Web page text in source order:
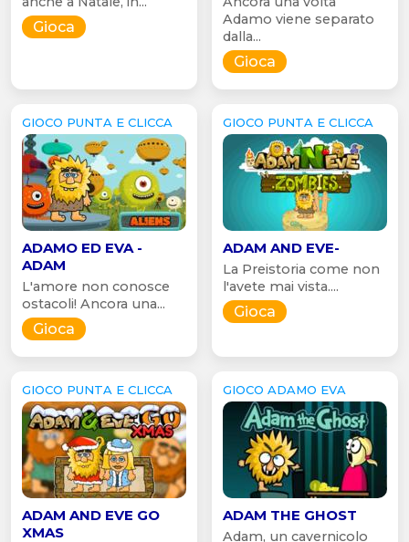
Gioca
Adamo viene separato
dalla...
Gioca
GIOCO PUNTA E CLICCA
ADAMO ED EVA -
ADAM
L'amore non conosce
ostacoli! Ancora una...
Gioca
GIOCO PUNTA E CLICCA
ADAM AND EVE-
La Preistoria come non
l'avete mai vista....
Gioca
GIOCO PUNTA E CLICCA
ADAM AND EVE GO
XMAS
GIOCO ADAMO EVA
ADAM THE GHOST
Adam, un cavernicolo